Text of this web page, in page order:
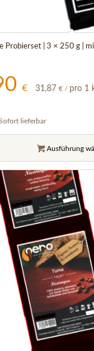
Probierset | 3 × 250 g |
€ 31,87€ / pro 1
lieferbar
Ausführung